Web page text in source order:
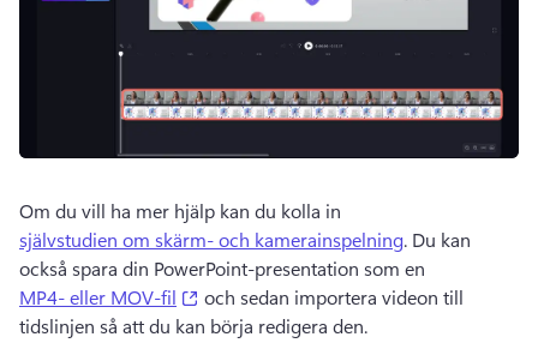
Om du vill ha mer hjälp kan du kolla in
självstudien om skärm- och kamerainspelning. Du kan
också spara din PowerPoint-presentation som en
MP4- eller MOV-fil
(opens in a new tab)
och sedan importera videon till
tidslinjen så att du kan börja redigera den.